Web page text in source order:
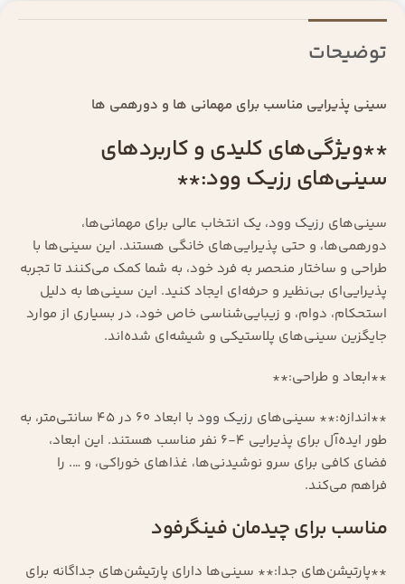
توضیحات
سینی پذیرایی مناسب برای مهمانی ها و دورهمی ها
**ویژگی‌های کلیدی و کاربردهای
سینی‌های رزیک وود:**
سینی‌های رزیک وود، یک انتخاب عالی برای مهمانی‌ها،
دورهمی‌ها، و حتی پذیرایی‌های خانگی هستند. این سینی‌ها با
طراحی و ساختار منحصر به فرد خود، به شما کمک می‌کنند تا تجربه
پذیرایی‌ای بی‌نظیر و حرفه‌ای ایجاد کنید. این سینی‌ها به دلیل
استحکام، دوام، و زیبایی‌شناسی خاص خود، در بسیاری از موارد
جایگزین سینی‌های پلاستیکی و شیشه‌ای شده‌اند.
**ابعاد و طراحی:**
**اندازه:** سینی‌های رزیک وود
با ابعاد 60 در 45 سانتی‌متر، به
طور ایده‌آل برای پذیرایی 4-6 نفر مناسب هستند. این ابعاد،
فضای کافی برای سرو نوشیدنی‌ها، غذاهای خوراکی، و …. را
فراهم می‌کند.
مناسب برای چیدمان فینگرفود
**پارتیشن‌های جدا:** سینی‌ها دارای پارتیشن‌های جداگانه برای